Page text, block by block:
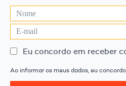
Eu concordo em receber
Ao informar os meus dados, eu